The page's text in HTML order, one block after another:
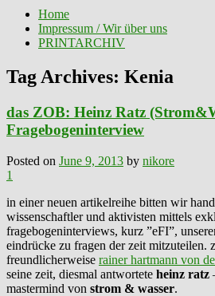
Home
Impressum / Wir über uns
PRINTARCHIV
Tag Archives: Kenia
das ZOB: Heinz Ratz
Fragebogeninterview
Posted on June 9, 2013 by nikore
1
in einer neuen artikelreihe bitten wir
wissenschaftler und aktivisten mittels
fragebogeninterviews, kurz ”eFI”,
eindrücke zu fragen der zeit mitzuteilen.
freundlicherweise rainer hartmann von
seine zeit, diesmal antwortete heinz ratz
mastermind von strom & wasser.